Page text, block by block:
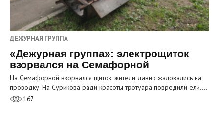
ДЕЖУРНАЯ ГРУППА
«Дежурная группа»: электрощиток
взорвался на Семафорной
На Семафорной взорвался щиток: жители давно жаловались на
проводку. На Сурикова ради красоты тротуара повредили ели.…
167